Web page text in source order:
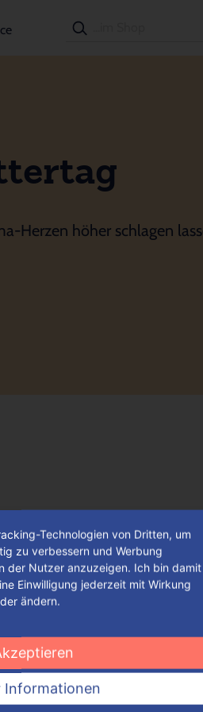
Herzen höher schlagen
mit
Ursprung
ein Fest zu Ehren der
Technologien von Dritten, um
zu verbessern und Werbung
der Nutzer anzuzeigen. Ich bin damit
Einwilligung jederzeit mit Wirkung
ändern.
Informationen